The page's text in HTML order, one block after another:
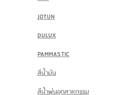
JOTUN
DULUX
PAMMASTIC
สีน้ำมัน
สีน้ำพ่นอุตสาหกรรม